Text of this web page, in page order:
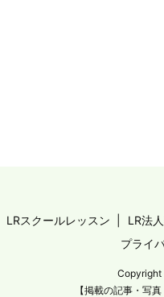
LRスクールレッスン LR法
プライ
Copyright
【掲載の記事・写